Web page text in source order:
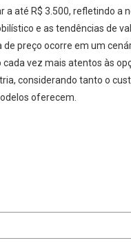
a até R$ 3.500, refletindo a
e as tendências de
de preço ocorre em um
vez mais atentos às
considerando tanto o
oferecem.